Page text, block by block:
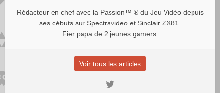
Rédacteur en chef avec la Passion™ ® du Jeu Vidéo depuis
ses débuts sur Spectravideo et Sinclair ZX81.
Fier papa de 2 jeunes gamers.
Voir tous les articles